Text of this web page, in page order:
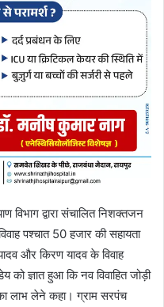
विभाग द्वारा संचालित निशक्तजन
पश्चात 50 हजार की सहायता
और किरण यादव के विवाह
को ज्ञात हुआ कि नव विवाहित जोड़ी
का लाभ लेने कहा। ग्राम सरपंच